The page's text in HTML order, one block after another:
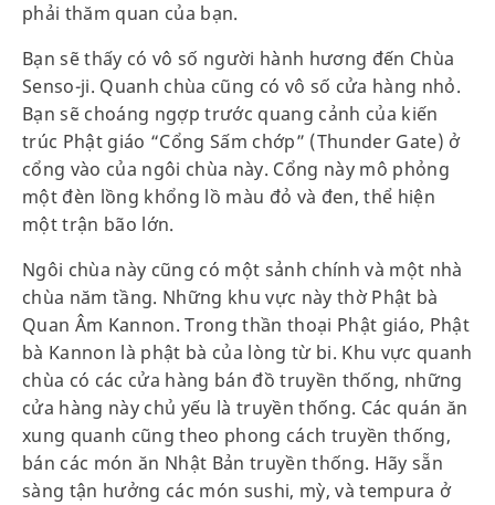
phải thăm quan của bạn.
Bạn sẽ thấy có vô số người hành hương đến Chùa
Senso-ji. Quanh chùa cũng có vô số cửa hàng nhỏ.
Bạn sẽ choáng ngợp trước quang cảnh của kiến
trúc Phật giáo “Cổng Sấm chớp” (Thunder Gate) ở
cổng vào của ngôi chùa này. Cổng này mô phỏng
một đèn lồng khổng lồ màu đỏ và đen, thể hiện
một trận bão lớn.
Ngôi chùa này cũng có một sảnh chính và một nhà
chùa năm tầng. Những khu vực này thờ Phật bà
Quan Âm Kannon. Trong thần thoại Phật giáo, Phật
bà Kannon là phật bà của lòng từ bi. Khu vực quanh
chùa có các cửa hàng bán đồ truyền thống, những
cửa hàng này chủ yếu là truyền thống. Các quán ăn
xung quanh cũng theo phong cách truyền thống,
bán các món ăn Nhật Bản truyền thống. Hãy sẵn
sàng tận hưởng các món sushi, mỳ, và tempura ở